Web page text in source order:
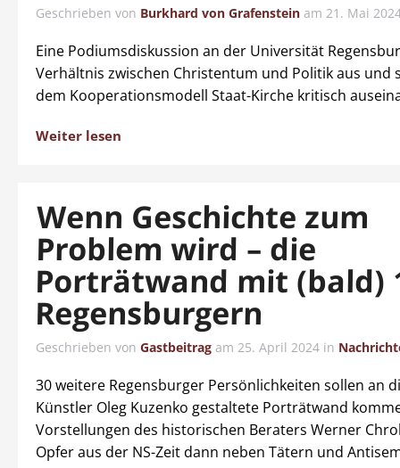
Geschrieben von Burkhard von Grafenstein am 21. Mai
Eine Podiumsdiskussion an der Universität
Verhältnis zwischen Christentum und Politik aus und
dem Kooperationsmodell Staat-Kirche kritisch
Weiter lesen
Wenn Geschichte zum
Problem wird – die
Porträtwand mit (bald)
Regensburgern
Geschrieben von Gastbeitrag am 25. April 2024 in
30 weitere Regensburger Persönlichkeiten sollen an
Künstler Oleg Kuzenko gestaltete Porträtwand
Vorstellungen des historischen Beraters Werner
Opfer aus der NS-Zeit dann neben Tätern und